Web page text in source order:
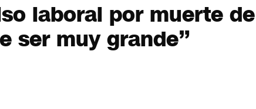
laboral por muerte
ser muy grande”